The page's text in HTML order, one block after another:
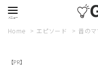
Home エピソード 昔の
【PR】